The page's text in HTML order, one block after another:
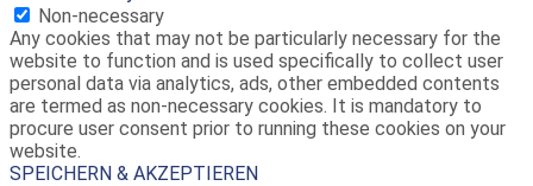
Non-necessary
Any cookies that may not be particularly necessary for the
website to function and is used specifically to collect user
personal data via analytics, ads, other embedded contents
are termed as non-necessary cookies. It is mandatory to
procure user consent prior to running these cookies on your
website.
SPEICHERN & AKZEPTIEREN